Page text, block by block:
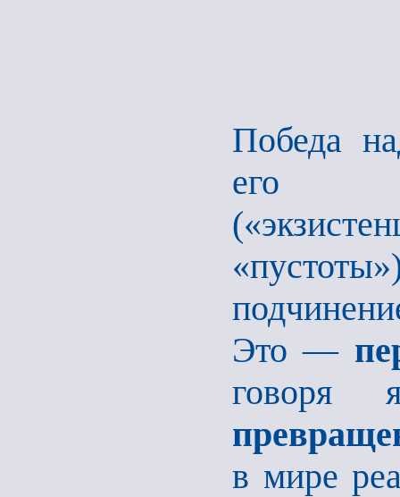
Победа
его
Это —
говоря
в мире